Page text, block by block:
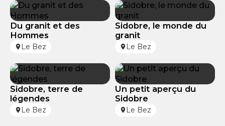
Du granit et des
Hommes
Le Bez
Sidobre, le monde du
granit
Le Bez
Sidobre, terre de
légendes
Le Bez
Un petit aperçu du
Sidobre
Le Bez